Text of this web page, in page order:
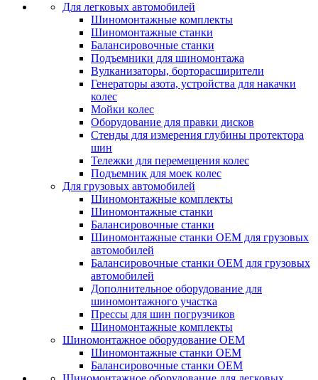
Для легковых автомобилей
Шиномонтажные комплекты
Шиномонтажные станки
Балансировочные станки
Подъемники для шиномонтажа
Вулканизаторы, борторасширители
Генераторы азота, устройства для накачки
колес
Мойки колес
Оборудование для правки дисков
Стенды для измерения глубины протектора
шин
Тележки для перемещения колес
Подъемник для моек колеc
Для грузовых автомобилей
Шиномонтажные комплекты
Шиномонтажные станки
Балансировочные станки
Шиномонтажные станки ОЕМ для грузовых
автомобилей
Балансировочные станки ОЕМ для грузовых
автомобилей
Дополнительное оборудование для
шиномонтажного участка
Прессы для шин погрузчиков
Шиномонтажные комплекты
Шиномонтажное оборудование ОЕМ
Шиномонтажные станки ОЕМ
Балансировочные станки ОЕМ